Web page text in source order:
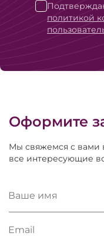
политикой
Оформите
Мы свяжемся с вами
все интересующие
Ваше имя
Email